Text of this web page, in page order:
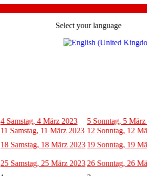
Select your language
4 Samstag, 4 März 2023 5 Sonntag, 5
11 Samstag, 11 März 2023 12 Sonntag, 12
18 Samstag, 18 März 2023 19 Sonntag, 19
25 Samstag, 25 März 2023 26 Sonntag, 26